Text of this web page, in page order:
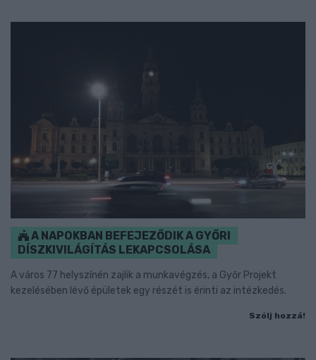
A NAPOKBAN BEFEJEZŐDIK A GYŐRI
DÍSZKIVILÁGÍTÁS LEKAPCSOLÁSA
A város 77 helyszínén zajlik a munkavégzés, a Győr Projekt
kezelésében lévő épületek egy részét is érinti az intézkedés.
Szólj hozzá!